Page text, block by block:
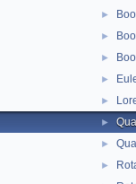
►
►
►
►
►
►
►
►